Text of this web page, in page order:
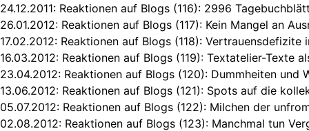
24.12.2011: Reaktionen auf Blogs (116): 2996
26.01.2012: Reaktionen auf Blogs (117): Kein Mangel an
17.02.2012: Reaktionen auf Blogs (118): Vertrauensdefizite
16.03.2012: Reaktionen auf Blogs (119): Textatelier-Texte
23.04.2012: Reaktionen auf Blogs (120): Dummheiten und
13.06.2012: Reaktionen auf Blogs (121): Spots auf die
05.07.2012: Reaktionen auf Blogs (122): Milchen der
02.08.2012: Reaktionen auf Blogs (123): Manchmal tun